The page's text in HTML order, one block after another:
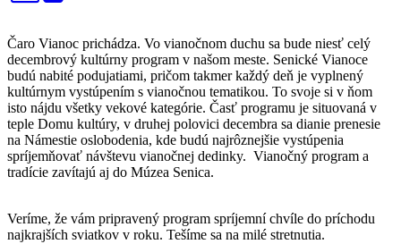
Čaro Vianoc prichádza. Vo vianočnom duchu sa bude niesť celý
decembrový kultúrny program v našom meste. Senické Vianoce
budú nabité podujatiami, pričom takmer každý deň je vyplnený
kultúrnym vystúpením s vianočnou tematikou. To svoje si v ňom
isto nájdu všetky vekové kategórie. Časť programu je situovaná v
teple Domu kultúry, v druhej polovici decembra sa dianie prenesie
na Námestie oslobodenia, kde budú najrôznejšie vystúpenia
spríjemňovať návštevu vianočnej dedinky. Vianočný program a
tradície zavítajú aj do Múzea Senica.
Veríme, že vám pripravený program spríjemní chvíle do príchodu
najkrajších sviatkov v roku. Tešíme sa na milé stretnutia.